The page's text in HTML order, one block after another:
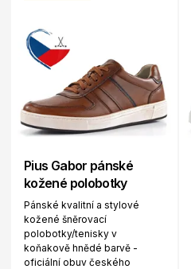
Pius Gabor pánské
kožené polobotky
Pánské kvalitní a stylové
kožené šněrovací
polobotky/tenisky v
koňakově hnědé barvě -
oficiální obuv českého